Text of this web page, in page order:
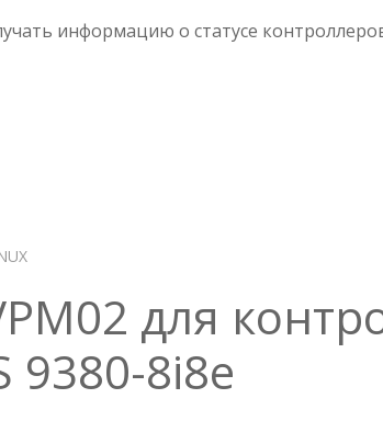
КОНТРОЛЛЕРОВ
информацию о статусе
для
9380-8i8e